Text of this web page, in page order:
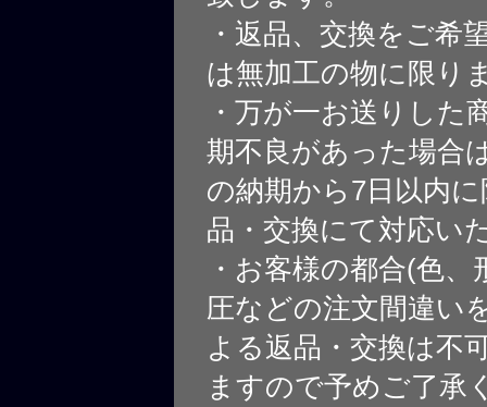
・返品、交換をご希
は無加工の物に限り
・万が一お送りした
期不良があった場合
の納期から7日以内
品・交換にて対応い
・お客様の都合(色、
圧などの注文間違い
よる返品・交換は不
ますので予めご了承